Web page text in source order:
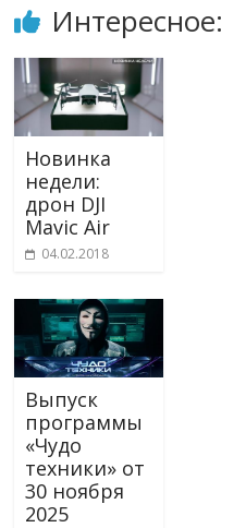
Интересное:
Новинка
недели:
дрон DJI
Mavic Air
04.02.2018
Выпуск
программы
«Чудо
техники» от
30 ноября
2025